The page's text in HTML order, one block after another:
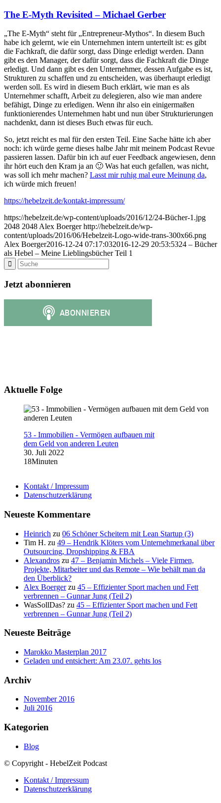
The E-Myth Revisited – Michael Gerber
„The E-Myth“ steht für „Entrepreneur-Mythos“. In diesem Buch
habe ich gelernt, wie ein Unternehmen intern unterteilt ist: es gibt
die Fachkraft, die dafür sorgt, dass Dinge erledigt werden. Dann
gibt es den Manager, der dafür sorgt, dass die Fachkraft die Dinge
erledigt. Und dann gibt es den Unternehmer, dessen Aufgabe es ist,
Strukturen zu schaffen und zu entscheiden, was überhaupt erledigt
werden soll. Es wird in diesem Buch erklärt, wie man es als
Unternehmer schafft, Arbeit zu delegieren, also wie man andere
befähigt, Dinge zu erledigen. Wenn ihr also ein einigermaßen
funktionierendes Unternehmen habt und nun über Strukturierungen
nachdenkt, dann ist dieses Buch etwas für euch.
So, jetzt reicht es mal für den ersten Teil. Eine Sache hätte ich aber
noch: ich würde gerne dieses halbe Jahr mit meinem Podcast Revue
passieren lassen. Dafür bin ich auf euer Feedback angewiesen, denn
ihr hört euch den Kram ja an 🙂 Was hat euch gefallen, was nicht,
was soll ich mehr machen? Lasst mir ruhig mal eure Meinung da,
ich würde mich freuen!
https://hebelzeit.de/kontakt-impressum/
https://hebelzeit.de/wp-content/uploads/2016/12/24-Bücher-1.jpg
2048 2048 Alex Boerger http://hebelzeit.de/wp-
content/uploads/2016/06/Hebelzeit-Logo-wide-trans-300x66.png
Alex Boerger2016-12-24 07:17:032016-12-29 20:53:5324 – Bücher
als Hebel – Meine Lieblingsbücher Teil 1
Jetzt abonnieren
Aktuelle Folge
53 - Immobilien - Vermögen aufbauen mit
dem Geld von anderen Leuten
30. Juli 2022
18Minuten
Kontakt / Impressum
Datenschutzerklärung
Neueste Kommentare
Heinrich zu 06 Schöner Scheitern mit Lean Startup (3)
Tim H. zu 49 – Hendrik Klöters vom Unternehmerkanal über
Outsourcing, Dropshipping & FBA
Alexandros zu 47 – Benjamin Michels – Viele Firmen,
Projekte, Mitarbeiter und das Remote – Wie behält man da
den Überblick?
Alex Boergerzu 45 – Effizienter Sport machen und Fett
verbrennen – Gunnar Jung (Teil 2)
WasSollDas? zu 45 – Effizienter Sport machen und Fett
verbrennen – Gunnar Jung (Teil 2)
Neueste Beiträge
Marokko Masterplan 2017
Geladen und entsichert: Am 23.07. gehts los
Archiv
November 2016
Juli 2016
Kategorien
Blog
© Copyright - HebelZeit Podcast
Kontakt / Impressum
Datenschutzerklärung